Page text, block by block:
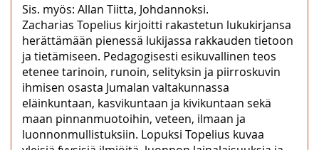
Sis. myös: Allan Tiitta, Johdannoksi.
Zacharias Topelius kirjoitti rakastetun lukukirjansa
herättämään pienessä lukijassa rakkauden tietoon
ja tietämiseen. Pedagogisesti esikuvallinen teos
etenee tarinoin, runoin, selityksin ja piirroskuvin
ihmisen osasta Jumalan valtakunnassa
eläinkuntaan, kasvikuntaan ja kivikuntaan sekä
maan pinnanmuotoihin, veteen, ilmaan ja
luonnonmullistuksiin. Lopuksi Topelius kuvaa